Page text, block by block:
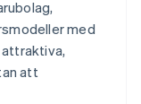
med
att